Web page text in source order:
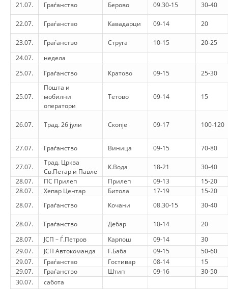
MANUALS
STRATEGIES
EDUCATIONAL AND INFORMATIVE MATERIAL
BROCHURES
PRESENTATIONS
21.07. Граѓанство Берово 09.30-15 30-40
22.07. Граѓанство Кавадарци 09-14 20
23.07. Граѓанство Струга 10-15
20-25
24.07.
недела
25.07.
Граѓанство Кратово 09-15 25-30
25.07.
Пошта и
мобилни
оператори
Тетово 09-14 15
26.07. Трад. 26 јули Скопје 09-17 100-120
27.07. Граѓанство Виница 09-15 70-80
27.07.
Трад. Црква
Св.Петар и Павле
К.Вода 18-21
30-40
28.07.
ПС Прилеп Прилеп 09-13
15-20
28.07.
Хепар Центар Битола 17-19
15-20
28.07.
Граѓанство Кочани 08.30-15 30-40
28.07. Граѓанство Дебар 10-14
20
28.07.
ЈСП – Ѓ.Петров Карпош 09-14
30
29.07.
ЈСП Автокоманда Г.Баба 09-15
50-60
29.07.
Граѓанство Гостивар 08-14
15
29.07.
Граѓанство Штип 09-16
30-50
30.07.
сабота